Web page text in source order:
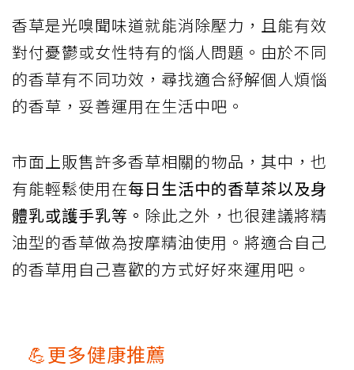
香草是光嗅聞味道就能消除壓力，且能有效
對付憂鬱或女性特有的惱人問題。由於不同
的香草有不同功效，尋找適合紓解個人煩惱
的香草，妥善運用在生活中吧。
市面上販售許多香草相關的物品，其中，也
有能輕鬆使用在每日生活中的香草茶以及身
體乳或護手乳等。 除此之外，也很建議將精
油型的香草做為按摩精油使用。將適合自己
的香草用自己喜歡的方式好好來運用吧。
💪更多健康推薦